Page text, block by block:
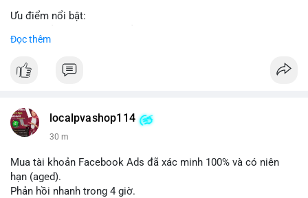
Ưu điểm nổi bật:
- Hồ sơ hoàn chỉnh, giảm nguy cơ bị khóa
✈️ Telegram: @localpvashop
📧 Email: localpvashop@gmail.com
Đọc thêm
localpvashop114
30 m
Mua tài khoản Facebook Ads đã xác minh 100% và có niên
hạn (aged).
Phản hồi nhanh trong 4 giờ.